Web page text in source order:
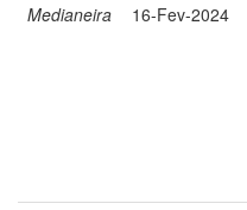
Medianeira 16-Fev-2024